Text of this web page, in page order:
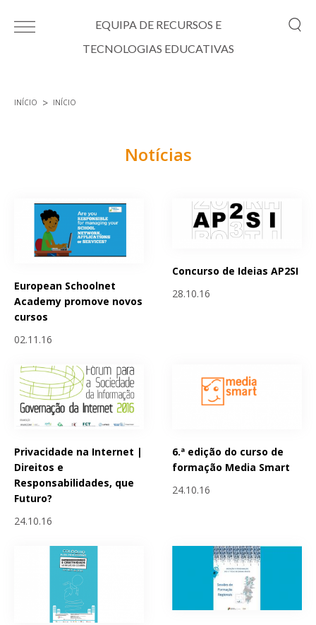
EQUIPA DE RECURSOS E
TECNOLOGIAS EDUCATIVAS
INÍCIO INÍCIO
Notícias
European Schoolnet
Academy promove novos
cursos
02.11.16
Concurso de Ideias AP2SI
28.10.16
Privacidade na Internet |
Direitos e
Responsabilidades, que
Futuro?
24.10.16
6.ª edição do curso de
formação Media Smart
24.10.16
Páginas